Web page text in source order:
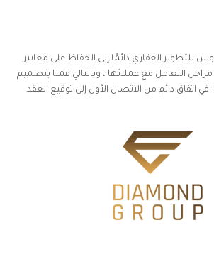
للتطوير العقاري دائمًا إلى الحفاظ على معايير
التعامل مع عملائها ، وبالتالي قمنا بتصميم
اتفاق دائم من الاتصال الأول إلى توقيع العقد